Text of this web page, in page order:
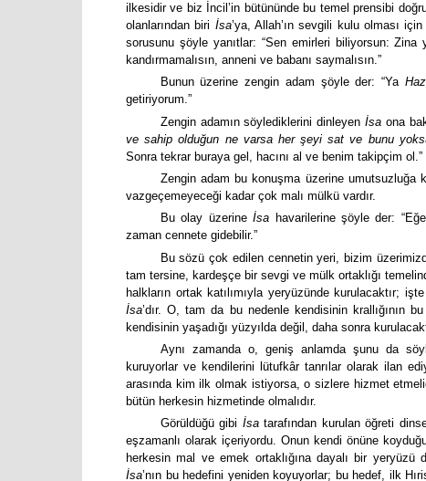
ilkesidir ve biz İncil’in bütününde bu temel prensibi
olanlarından biri İsa’ya, Allah’ın sevgili kulu olması
sorusunu şöyle yanıtlar: “Sen emirleri biliyorsun:
kandırmamalısın, anneni ve babanı saymalısın.”
Bunun üzerine zengin adam şöyle der: “Ya
getiriyorum.”
Zengin adamın söylediklerini dinleyenİsa ona
ve sahip olduğun ne varsa her şeyi sat ve bunu
Sonra tekrar buraya gel, hacını al ve benim takipçim ol.”
Zengin adam bu konuşma üzerine umutsuzluğa
vazgeçemeyeceği kadar çok malı mülkü vardır.
Bu olay üzerineİsa havarilerine şöyle der:
zaman cennete gidebilir.”
Bu sözü çok edilen cennetin yeri, bizim
tam tersine, kardeşçe bir sevgi ve mülk ortaklığı
halkların ortak katılımıyla yeryüzünde kurulacaktır;
İsa’dır. O, tam da bu nedenle kendisinin krallığının
kendisinin yaşadığı yüzyılda değil, daha sonra
Aynı zamanda o, geniş anlamda şunu da
kuruyorlar ve kendilerini lütufkâr tanrılar olarak ilan
arasında kim ilk olmak istiyorsa, o sizlere hizmet
bütün herkesin hizmetinde olmalıdır.
Görüldüğü gibi İsatarafından kurulan öğreti
eşzamanlı olarak içeriyordu. Onun kendi önüne
herkesin mal ve emek ortaklığına dayalı bir
İsa’nın bu hedefini yeniden koyuyorlar; bu hedef, ilk